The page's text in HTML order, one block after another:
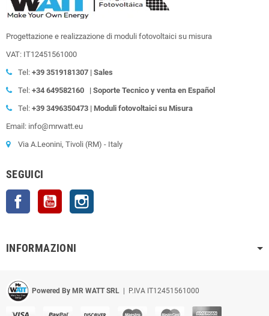
Progettazione e realizzazione di moduli fotovoltaici su misura
VAT: IT12451561000
Tel: +39 3519181307 | Sales
Tel: +34 649582160 | Soporte Tecnico y venta en Español
Tel: +39 3496350473 | Moduli fotovoltaici su Misura
Email: info@mrwatt.eu
Via A.Leonini, Tivoli (RM) - Italy
SEGUICI
Facebook YouTube
INFORMAZIONI
Powered By MR WATT SRL | P.IVA IT12451561000